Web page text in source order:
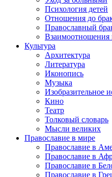
Психология детей
Отношения до
Православный
Взаимоотношения
Культура
Архитектура
Литература
Иконопись
Музыка
Изобразительное
Кино
Театр
Толковый словарь
Мысли великих
Православие в мире
Православие в
Православие в
Православие в
Православие в